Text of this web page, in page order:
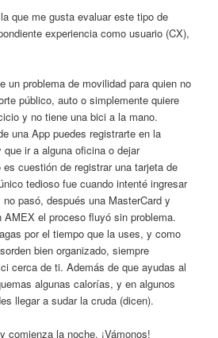
que me gusta evaluar este tipo de
experiencia como usuario (CX),
un problema de movilidad para quien no
público, auto o simplemente quiere
y no tiene una bici a la mano.
una App puedes registrarte en la
que ir a alguna oficina o dejar
cuestión de registrar una tarjeta de
tedioso fue cuando intenté ingresar
pasó, después una MasterCard y
AMEX el proceso fluyó sin problema.
por el tiempo que la uses, y como
bien organizado, siempre
cerca de ti. Además de que ayudas al
algunas calorías, y en algunos
llegar a sudar la cruda (dicen).
comienza la noche. ¡Vámonos!